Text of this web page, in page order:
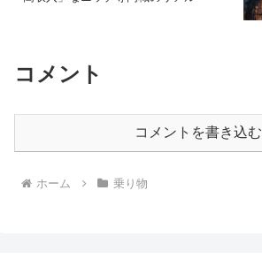
コメント
コメントを書き込む
ホーム 乗り物